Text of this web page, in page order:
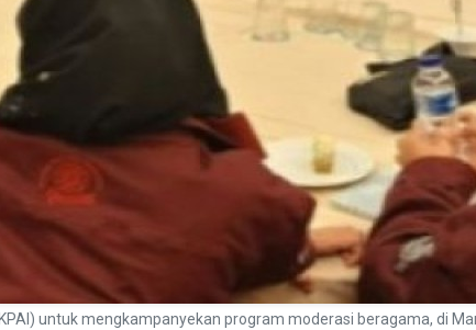
untuk mengkampanyekan program moderasi beragama, di